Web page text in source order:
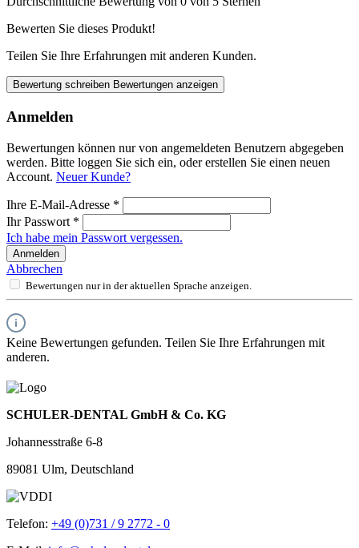
Bewerten Sie dieses Produkt!
Teilen Sie Ihre Erfahrungen mit anderen Kunden.
Bewertung schreiben Bewertungen anzeigen
Anmelden
Bewertungen können nur von angemeldeten Benutzern abgegeben
werden. Bitte loggen Sie sich ein, oder erstellen Sie einen neuen
Account. Neuer Kunde?
Ihre E-Mail-Adresse *
Ihr Passwort *
Ich habe mein Passwort vergessen.
Anmelden
Abbrechen
Bewertungen nur in der aktuellen Sprache anzeigen.
Keine Bewertungen gefunden. Teilen Sie Ihre Erfahrungen mit
anderen.
SCHULER-DENTAL GmbH & Co. KG
Johannesstraße 6-8
89081 Ulm, Deutschland
Telefon: +49 (0)731 / 9 2772 - 0